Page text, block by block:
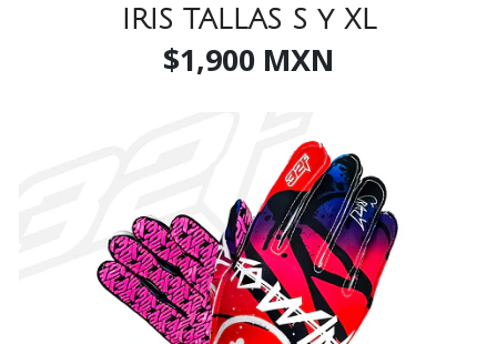
IRIS TALLAS S y XL
$1,900 MXN